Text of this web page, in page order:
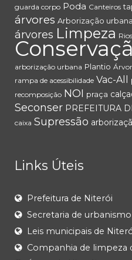
guarda corpo Poda Canteiros
árvores Arborização urbana
árvores Limpeza
arborização urbana Plantio
rampa de acessibilidade Vac-All
recomposição NOI praça
Seconser PREFEITURA
caixa Supressão
Links Úteis
Prefeitura de Niterói
Secretaria de urbanismo
Leis municipais de
Companhia de limpeza